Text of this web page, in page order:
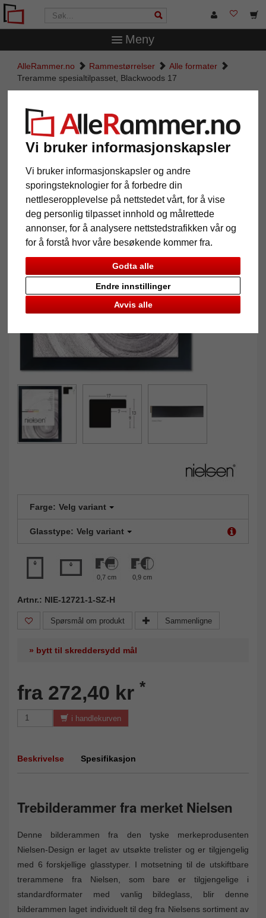
Vi bruker informasjonskapsler
Vi bruker informasjonskapsler og andre
sporingsteknologier for å forbedre din
nettleseropplevelse på nettstedet vårt, for å vise
deg personlig tilpasset innhold og målrettede
annonser, for å analysere nettstedstrafikken vår og
for å forstå hvor våre besøkende kommer fra.
Godta alle
Avvis alle
Endre innstillinger
Meny
AlleRammer.no Rammestørrelser
Alle formater
Treramme spesialtilpasset, Blackwoods 17
Treramme spesialtilpasset,
Blackwoods 17
Farge: Velg variant
Glasstype: Velg variant
0,7 cm 0,9 cm
Artnr.: NIE-12721-1-SZ-H
Spørsmål om produkt Sammenligne
» bytt til skreddersydd mål
fra 272,40 kr *
i handlekurven
Beskrivelse Spesifikasjon
Trebilderammer fra merket Nielsen
Denne bilderammen fra den tyske merkeprodusenten
Nielsen-Design er laget av utsøkte trelister og er tilgjengelig
med 6 forskjellige glasstyper. I motsetning til de utskiftbare
trerammene fra Nielsen, som bare er tilgjengelige i
standardformater med vanlig bildeglass, blir denne
bilderammen laget individuelt til deg fra Nielsens sortiment av